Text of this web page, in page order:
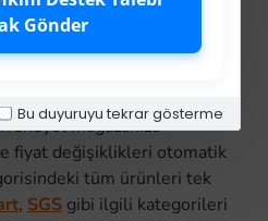
Gönder
Bu duyuruyu tekrar gösterme
artırır.
ile
mağazanıza
fiyat değişiklikleri otomatik
tüm ürünleri tek
, SGS gibi ilgili kategorileri